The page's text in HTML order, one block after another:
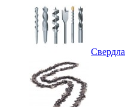
Свердла